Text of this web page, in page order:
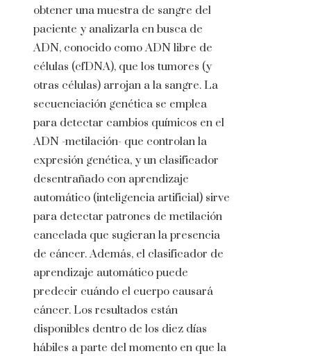
obtener una muestra de sangre del
paciente y analizarla en busca de
ADN, conocido como ADN libre de
células (cfDNA), que los tumores (y
otras células) arrojan a la sangre. La
secuenciación genética se emplea
para detectar cambios químicos en el
ADN -metilación- que controlan la
expresión genética, y un clasificador
desentrañado con aprendizaje
automático (inteligencia artificial) sirve
para detectar patrones de metilación
cancelada que sugieran la presencia
de cáncer. Además, el clasificador de
aprendizaje automático puede
predecir cuándo el cuerpo causará
cáncer. Los resultados están
disponibles dentro de los diez días
hábiles a parte del momento en que la